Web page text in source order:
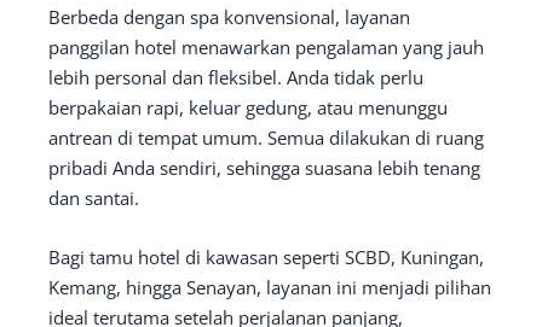
Berbeda dengan spa konvensional, layanan
panggilan hotel menawarkan pengalaman yang jauh
lebih personal dan fleksibel. Anda tidak perlu
berpakaian rapi, keluar gedung, atau menunggu
antrean di tempat umum. Semua dilakukan di ruang
pribadi Anda sendiri, sehingga suasana lebih tenang
dan santai.
Bagi tamu hotel di kawasan seperti SCBD, Kuningan,
Kemang, hingga Senayan, layanan ini menjadi pilihan
ideal terutama setelah perjalanan panjang,